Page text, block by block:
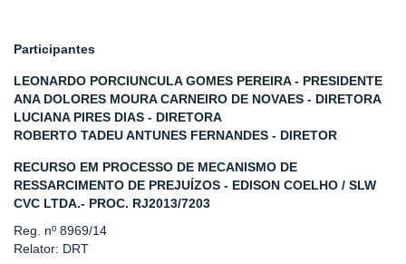
Participantes
LEONARDO PORCIUNCULA GOMES PEREIRA - PRESIDENTE
ANA DOLORES MOURA CARNEIRO DE NOVAES - DIRETORA
LUCIANA PIRES DIAS - DIRETORA
ROBERTO TADEU ANTUNES FERNANDES - DIRETOR
RECURSO EM PROCESSO DE MECANISMO DE
RESSARCIMENTO DE PREJUÍZOS - EDISON COELHO / SLW
CVC LTDA.- PROC. RJ2013/7203
Reg. nº 8969/14
Relator: DRT